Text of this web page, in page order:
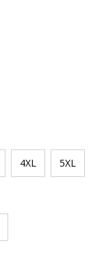
4XL 5XL